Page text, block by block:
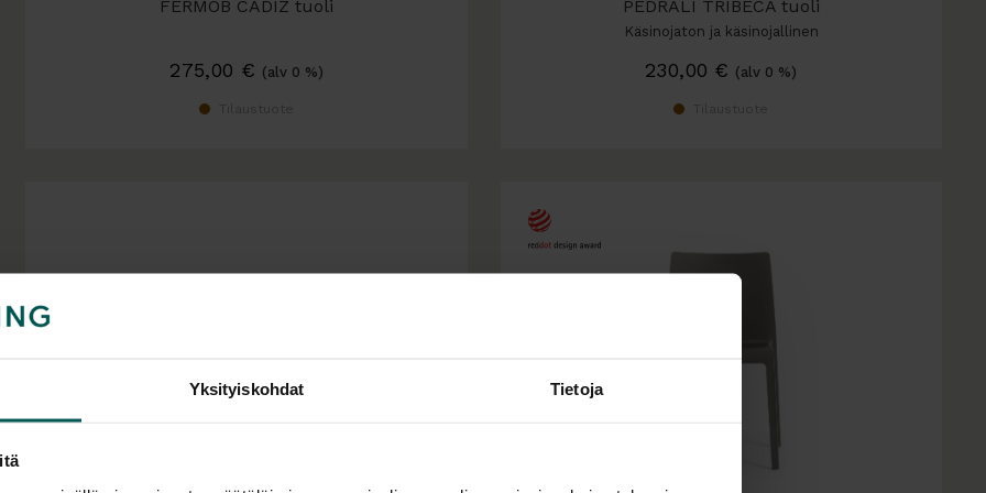
Yksityiskohdat Tietoja
FERMOB CADIZ tuoli
275,00 € (alv 0 %)
PEDRALI TRIBECA tuoli
Käsinojaton ja käsinojallinen
230,00 € (alv 0 %)